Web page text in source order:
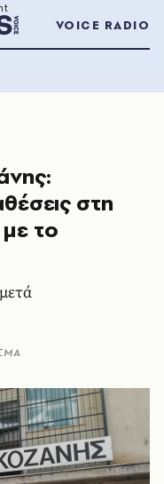
VOICE RADIO
στη
το